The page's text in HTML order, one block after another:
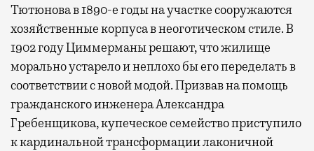
Тютюнова в 1890-е годы на участке сооружаются
хозяйственные корпуса в неоготическом стиле. В
1902 году Циммерманы решают, что жилище
морально устарело и неплохо бы его переделать в
соответствии с новой модой. Призвав на помощь
гражданского инженера Александра
Гребенщикова, купеческое семейство приступило
к кардинальной трансформации лаконичной